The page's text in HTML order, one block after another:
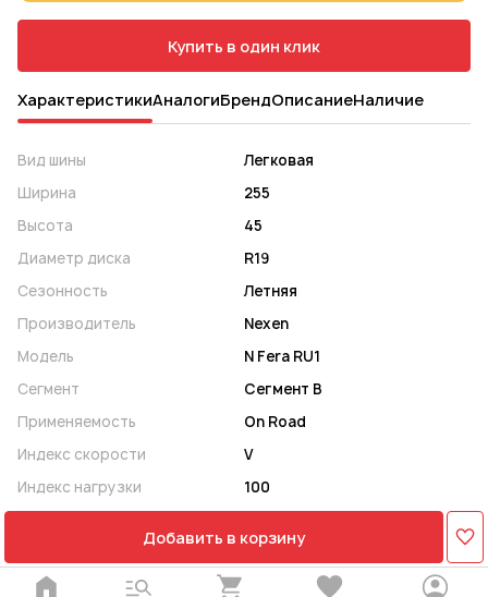
Купить в один клик
ХарактеристикиАналогиБрендОписаниеНаличие
Вид шины
Легковая
Ширина
255
Высота
45
Диаметр диска
R19
Сезонность
Летняя
Производитель
Nexen
Модель
N Fera RU1
Сегмент
Сегмент B
Применяемость
On Road
Индекс скорости
V
Индекс нагрузки
100
Добавить в корзину